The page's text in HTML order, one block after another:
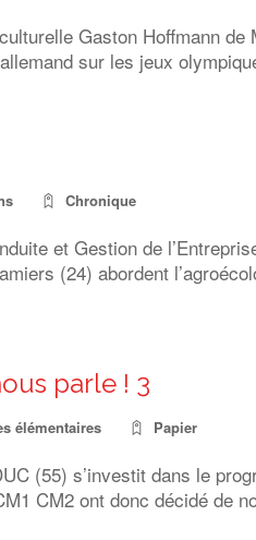
Gaston Hoffmann
sur les jeux
Chronique
et Gestion de
(24) abordent
parle ! 3
élémentaires Papier
(55) s’investit dans le
CM2 ont donc décidé de